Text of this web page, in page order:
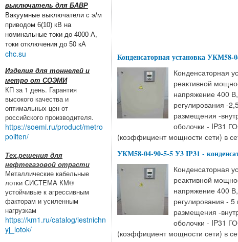
выключатель для БАВР
Вакуумные выключатели с э/м
приводом 6(10) кВ на
номинальные токи до 4000 А,
токи отключения до 50 кА
chc.su
Изделия для тоннелей и
метро от СОЭМИ
КП за 1 день. Гарантия
высокого качества и
оптимальных цен от
российского производителя.
https://soemi.ru/product/metro
politen/
Тех.решения для
нефтегазовой отрасти
Металлические кабельные
лотки СИСТЕМА КМ®
устойчивые к агрессивным
факторам и усиленным
нагрузкам
https://km1.ru/catalog/lestnichn
yj_lotok/
Конденсаторная установка
Конденсаторная
реактивной
напряжение 400
регулирования -
размещения -
оболочки - IP31
(коэффициент мощности сети) в
УКМ58-04-90-5-5 У3 IP31 -
Конденсаторная
реактивной
напряжение 400
регулирования - 5
размещения -
оболочки - IP31
(коэффициент мощности сети) в